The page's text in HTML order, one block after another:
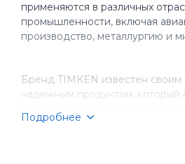
применяются в различных
промышленности, включая
производство, металлургию и
Бренд TIMKEN известен своим
надежным продуктом, который
оборудования. Компания имеет
Подробнее